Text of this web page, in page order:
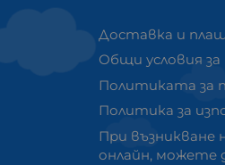
Доставка и
Общи условия за
Политиката за
Политика за
При възникване
онлайн, можете